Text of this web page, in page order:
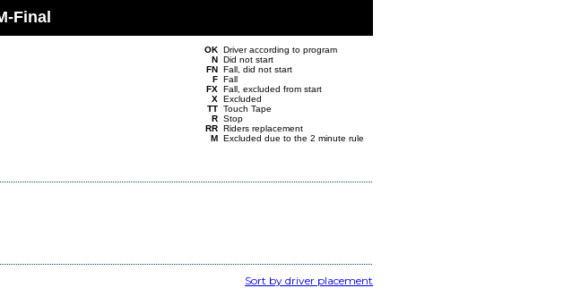
Final
OK Driver according to program
N Did not start
FN Fall, did not start
F Fall
FX Fall, excluded from start
X Excluded
TT Touch Tape
R Stop
RR Riders replacement
M Excluded due to the 2 minute rule
Sort by driver placement